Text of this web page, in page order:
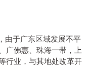
，由于广东区域发展不平
广佛惠、珠海一带，上
行业，与其地处改革开